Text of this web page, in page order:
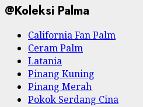
@Koleksi Palma
California Fan Palm
Ceram Palm
Latania
Pinang Kuning
Pinang Merah
Pokok Serdang Cina